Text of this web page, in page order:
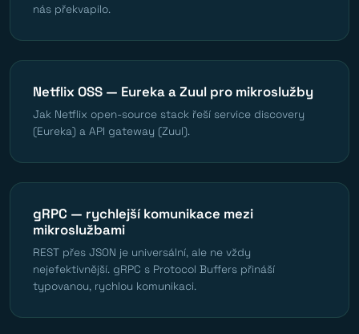
nás překvapilo.
Netflix OSS — Eureka a Zuul pro mikroslužby
Jak Netflix open-source stack řeší service discovery
(Eureka) a API gateway (Zuul).
gRPC — rychlejší komunikace mezi
mikroslužbami
REST přes JSON je universální, ale ne vždy
nejefektivnější. gRPC s Protocol Buffers přináší
typovanou, rychlou komunikaci.